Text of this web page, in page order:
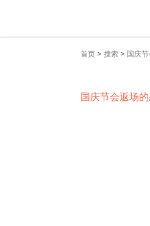
首页 > 搜索 > 国庆
国庆节会返场